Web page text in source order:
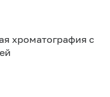
хроматография с